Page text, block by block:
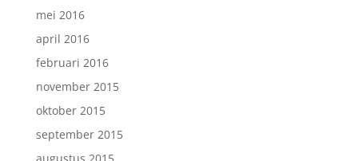
mei 2016
april 2016
februari 2016
november 2015
oktober 2015
september 2015